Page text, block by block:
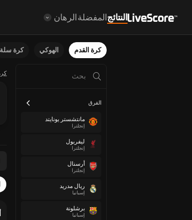
النتائجالمفضلةالرهان
كرة القدم الهوكي كرة سلة
الفرق
مانتشستر يونايتد
إنجلترا
ليفربول
إنجلترا
أرسنال
إنجلترا
ريال مدريد
إسبانيا
برشلونة
إسبانيا